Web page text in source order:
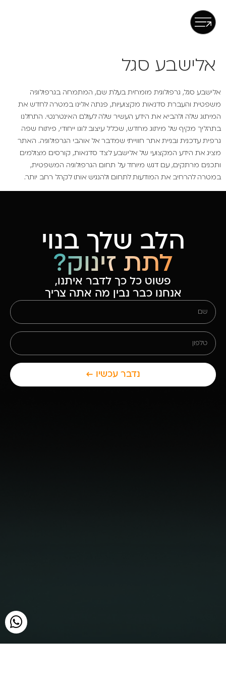
אלישבע סגל
אלישבע סגל, גרפולוגית מומחית בעלת שם, המתמחה בגרפולוגיה
משפטית והעברת סדנאות מקצועיות, פנתה אלינו במטרה לחדש את
המיתוג שלה ולהביא את הידע העשיר שלה לעולם האינטרנטי. התחלנו
בתהליך מקיף של מיתוג מחדש, שכלל עיצוב לוגו ייחודי, פיתוח שפה
גרפית עדכנית ובניית אתר חווייתי שמדבר אל אוהבי הגרפולוגיה. האתר
מציג את הידע המקצועי של אלישבע לצד סדנאות, קורסים מצולמים
ותכנים מרתקים, עם דגש מיוחד על תחום הגרפולוגיה המשפטית,
במטרה להרחיב את המודעות לתחום ולהנגיש אותו לקהל רחב יותר.
הלב שלך בנוי
לתת זינוק?
פשוט כל כך לדבר איתנו,
אנחנו כבר נבין מה אתה צריך
נדבר עכשיו ←